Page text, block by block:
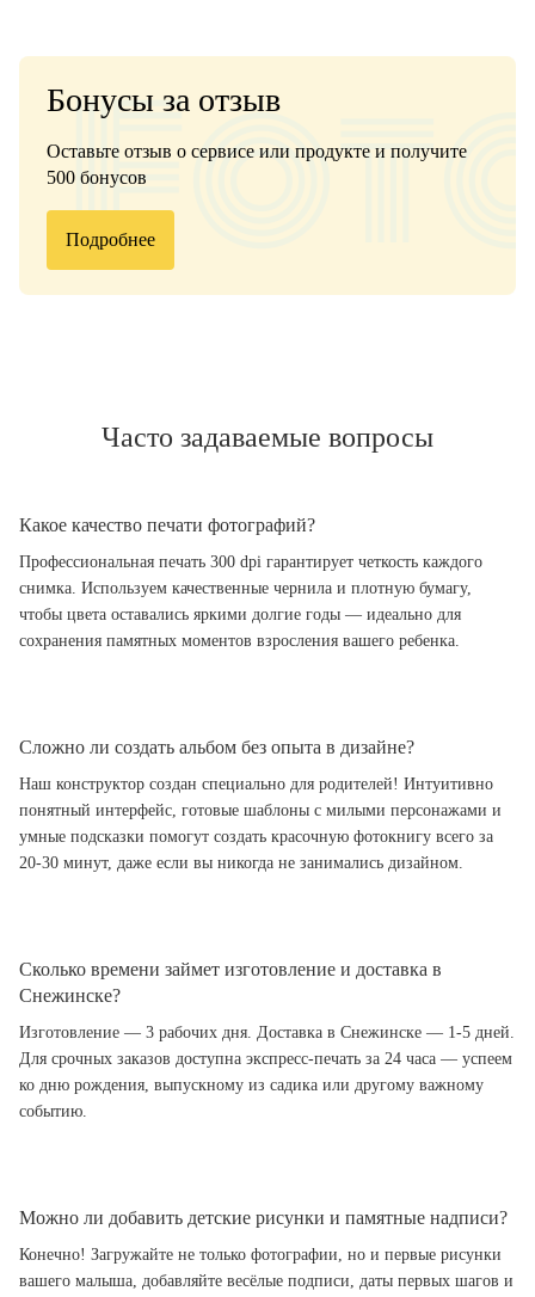
Бонусы за отзыв
Оставьте отзыв о сервисе или продукте и получите
500 бонусов
Подробнее
Часто задаваемые вопросы
Какое качество печати фотографий?
Профессиональная печать 300 dpi гарантирует четкость каждого
снимка. Используем качественные чернила и плотную бумагу,
чтобы цвета оставались яркими долгие годы — идеально для
сохранения памятных моментов взросления вашего ребенка.
Сложно ли создать альбом без опыта в дизайне?
Наш конструктор создан специально для родителей! Интуитивно
понятный интерфейс, готовые шаблоны с милыми персонажами и
умные подсказки помогут создать красочную фотокнигу всего за
20-30 минут, даже если вы никогда не занимались дизайном.
Сколько времени займет изготовление и доставка в
Снежинске?
Изготовление — 3 рабочих дня. Доставка в Снежинске — 1-5 дней.
Для срочных заказов доступна экспресс-печать за 24 часа — успеем
ко дню рождения, выпускному из садика или другому важному
событию.
Можно ли добавить детские рисунки и памятные надписи?
Конечно! Загружайте не только фотографии, но и первые рисунки
вашего малыша, добавляйте весёлые подписи, даты первых шагов и